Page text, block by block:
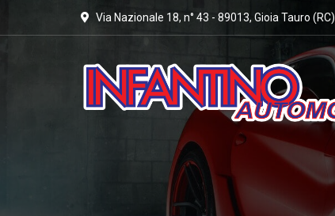
Via Nazionale 18, n° 43 - 89013, Gioia Tauro (RC)